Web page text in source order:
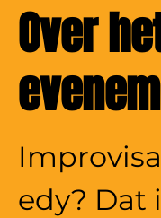
Over
edy? Dat